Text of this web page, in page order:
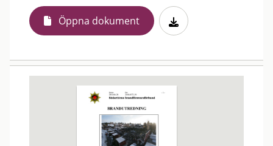
Öppna dokument